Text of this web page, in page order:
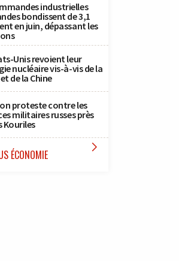
industrielles
bondissent de 3,1
en juin, dépassant les
Unis revoient leur
nucléaire vis-à-vis de la
de la Chine
proteste contre les
militaires russes près
Kouriles
ÉCONOMIE 